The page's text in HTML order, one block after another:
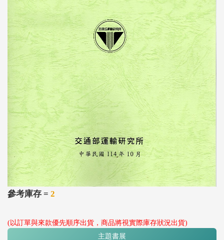
參考庫存 = 2
(以訂單與來款優先順序出貨，商品將視實際庫存狀況出貨)
主題書展